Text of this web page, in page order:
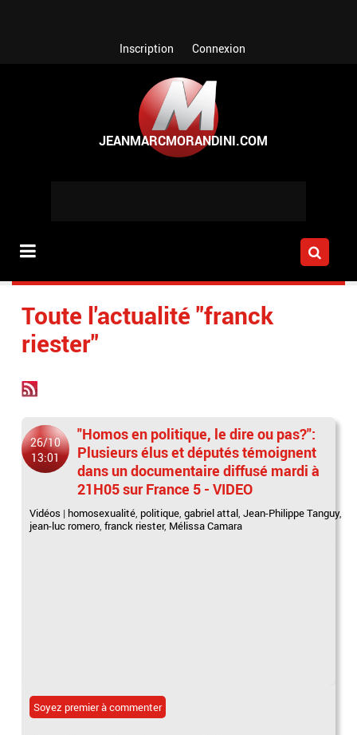
Inscription Connexion
Toute l'actualité "franck
riester"
26/10
13:01
"Homos en politique, le dire ou pas?":
Plusieurs élus et députés témoignent
dans un documentaire diffusé mardi à
21H05 sur France 5 - VIDEO
Vidéos | homosexualité, politique,gabriel attal,Jean-Philippe Tanguy,
jean-luc romero,franck riester, Mélissa Camara
Soyez premier à commenter